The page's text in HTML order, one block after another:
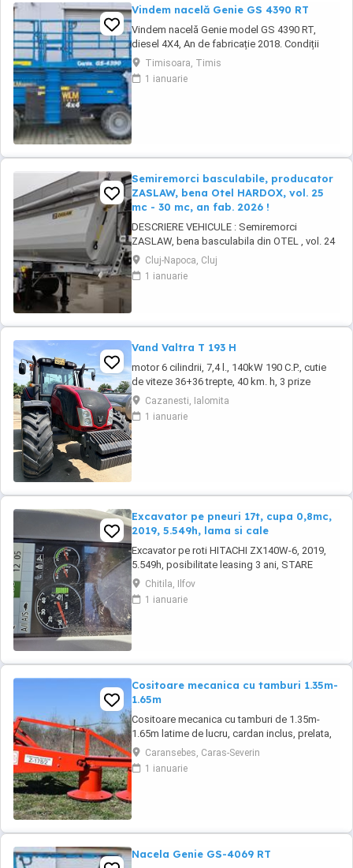
Vindem nacelă Genie GS 4390 RT
Vindem nacelă Genie model GS 4390 RT,
diesel 4X4, An de fabricație 2018. Condiții
foarte bune de funcționare. Garanție 12 luni.
Pret 26000 euro + TVA
Timisoara, Timis
1 ianuarie
Semiremorci basculabile, producator
ZASLAW, bena Otel HARDOX, vol. 25
mc - 30 mc, an fab. 2026 !
DESCRIERE VEHICULE : Semiremorci
ZASLAW, bena basculabila din OTEL , vol. 24
mc - 30 mc, (stoc nou 2026 sau in fabricatie
ZASLAW) . DETALII: - Semiremorci
basculabile pe 3 axe, bena constructie din
Polonia ...
Cluj-Napoca, Cluj
1 ianuarie
Vand Valtra T 193 H
motor 6 cilindrii, 7,4 l., 140kW 190 C.P., cutie
de viteze 36+36 trepte, 40 km. h, 3 prize
hidraulice, 650 65 r 42 spate, 540 65 r 30,
6.240 ore, an 2013, TVA inclus în preț.
Cazanesti, Ialomita
1 ianuarie
Excavator pe pneuri 17t, cupa 0,8mc,
2019, 5.549h, lama si cale
Excavator pe roti HITACHI ZX140W-6, 2019,
5.549h, posibilitate leasing 3 ani, STARE
FOARTE BUNA. Se poate vedea si proba in
Chitila , sos de Centura Bucuresti la UTIROM
INVEST SRL
Chitila, Ilfov
1 ianuarie
Cositoare mecanica cu tamburi 1.35m-
1.65m
Cositoare mecanica cu tamburi de 1.35m-
1.65m latime de lucru, cardan inclus, prelata,
cheie de cutite Transport in toate judetele
Caransebes, Caras-Severin
1 ianuarie
Nacela Genie GS-4069 RT